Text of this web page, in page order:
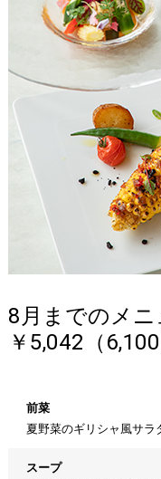
8月までのメ
￥5,042（
前菜
夏野菜のギリシャ風サラ
スープ